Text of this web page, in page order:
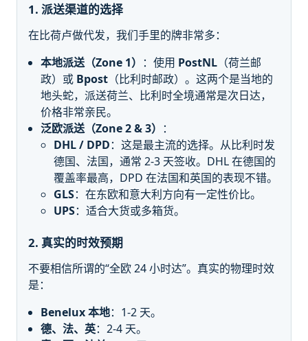
1. 派送渠道的选择
在比荷卢做代发，我们手里的牌非常多：
本地派送（Zone 1） ：使用 PostNL （荷兰邮
政）或 Bpost （比利时邮政）。这两个是当地的
地头蛇，派送荷兰、比利时全境通常是次日达，
价格非常亲民。
泛欧派送（Zone 2 & 3） ：
DHL / DPD：这是最主流的选择。从比利时发
德国、法国，通常 2-3 天签收。DHL 在德国的
覆盖率最高，DPD 在法国和英国的表现不错。
GLS：在东欧和意大利方向有一定性价比。
UPS：适合大货或多箱货。
2. 真实的时效预期
不要相信所谓的“全欧 24 小时达”。真实的物理时效
是：
Benelux 本地：1-2 天。
德、法、英：2-4 天。